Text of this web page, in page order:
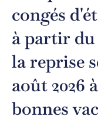
congés
à partir du
la reprise
août 2026
bonnes